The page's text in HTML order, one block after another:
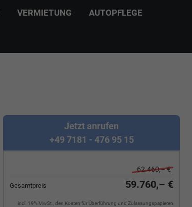
VERMIETUNG AUTOPFLEGE
Jetzt anrufen
+49 7181 - 476 95 15
62.460,– €
Gesamtpreis 59.760,– €
incl. 19% MwSt., den Kosten für Überführung und Zulassungspapieren